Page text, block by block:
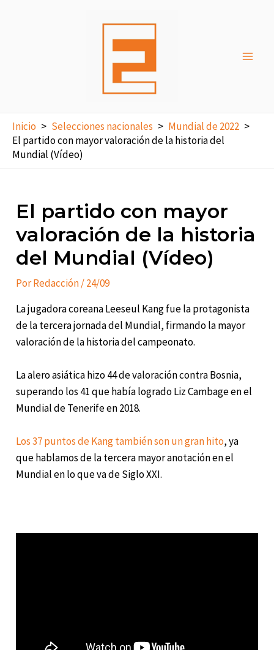
Inicio Selecciones nacionales
Mundial de 2022
El partido con mayor valoración de la historia del
Mundial (Vídeo)
El partido con mayor
valoración de la historia
del Mundial (Vídeo)
PorRedacción/24/09
La jugadora coreana Leeseul Kang fue la protagonista
de la tercera jornada del Mundial, firmando la mayor
valoración de la historia del campeonato.
La alero asiática hizo 44 de valoración contra Bosnia,
superando los 41 que había logrado Liz Cambage en el
Mundial de Tenerife en 2018.
Los 37 puntos de Kang también son un gran hito, ya
que hablamos de la tercera mayor anotación en el
Mundial en lo que va de Siglo XXI.